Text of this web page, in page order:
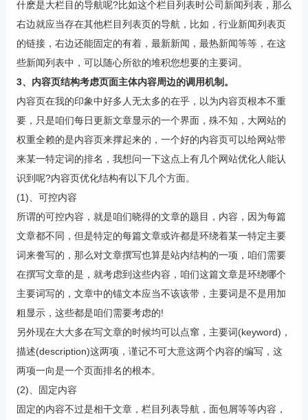
什麽是大栏目的导航呢?比如这个栏目列表时公司新闻列表，那么
右边就应当存在其他栏目列表页的导航，比如，行业新闻列表页
的链接，右边还能固定的有着，最新新闻，最热新闻等等，在这
些新闻列表中，可以随心所欲的堆积您想要的主要词。
3、内容页结构考虑页面主体内容周边的调用机制。
内容页在我的印象中好多人无太多的在乎，以为内容页根本不重
要，只是咱们每日更新文章显示的一个界面，殊不知，大网站的
权重全赖的是内容页来撑起来的，一个好的内容页可以给网站带
来某一特定词的排名，我想问一下这点上有几个网站优化人能认
识到呢?内容页优化结构有以下几个方面。
(1)、可控内容
所谓的可控内容，就是咱们晓得的文章的题目，内容，因为每篇
文章都不同，但是特定的每篇文章或许都是环绕着某一特定主要
词来誊写的，那么对文章撰写也算是站内结构的一项，咱们需要
在撰写文章的是，就考虑到这些内容，咱们这篇文章是环绕哪个
主要词写的，文章中的锚文本应当不该该带，主要词是不是用加
粗显示，这些都是咱们需要考虑的!
另外现在大大多在写文章的时候均可以点窜，主要词(keyword)，
描述(description)这两项，谨记不可大意这两个内容的编写，这
两项一向是一个页面排名的根本。
(2)、固定内容
固定的内容不过是相干文章，栏目列表导航，面包屑等等内容，